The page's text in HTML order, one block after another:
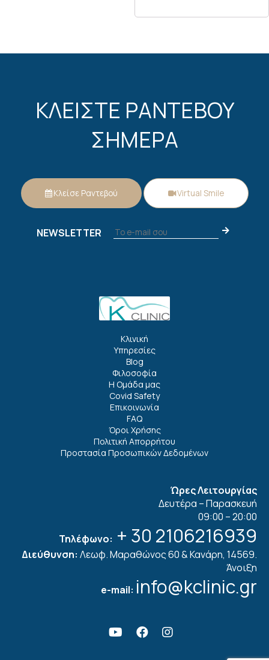
ΚΛΕΙΣΤΕ ΡΑΝΤΕΒΟΥ
ΣΗΜΕΡΑ
Κλείσε Ραντεβού Virtual Smile
NEWSLETTER
Κλινική
Υπηρεσίες
Blog
Φιλοσοφία
Η Ομάδα μας
Covid Safety
Επικοινωνία
FAQ
Όροι Χρήσης
Πολιτική Απορρήτου
Προστασία Προσωπικών Δεδομένων
Ώρες Λειτουργίας
Δευτέρα – Παρασκευή
09:00 – 20:00
Τηλέφωνο: + 30 2106216939
Διεύθυνση: Λεωφ. Μαραθώνος 60 & Κανάρη, 14569.
Άνοιξη
e-mail: info@kclinic.gr